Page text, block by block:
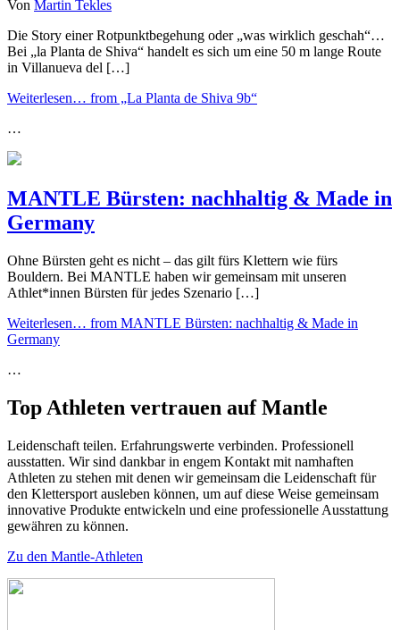
Von Martin Tekles
Die Story einer Rotpunktbegehung oder „was wirklich geschah“…
Bei „la Planta de Shiva“ handelt es sich um eine 50 m lange Route
in Villanueva del […]
Weiterlesen… from „La Planta de Shiva 9b“
…
MANTLE Bürsten: nachhaltig & Made in
Germany
Ohne Bürsten geht es nicht – das gilt fürs Klettern wie fürs
Bouldern. Bei MANTLE haben wir gemeinsam mit unseren
Athlet*innen Bürsten für jedes Szenario […]
Weiterlesen… from MANTLE Bürsten: nachhaltig & Made in
Germany
…
Top Athleten vertrauen auf Mantle
Leidenschaft teilen. Erfahrungswerte verbinden. Professionell
ausstatten. Wir sind dankbar in engem Kontakt mit namhaften
Athleten zu stehen mit denen wir gemeinsam die Leidenschaft für
den Klettersport ausleben können, um auf diese Weise gemeinsam
innovative Produkte entwickeln und eine professionelle Ausstattung
gewähren zu können.
Zu den Mantle-Athleten